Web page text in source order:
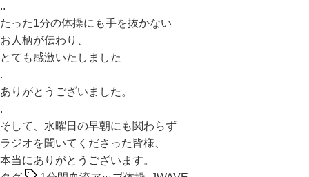
..
たった1分の体操にも手を抜かない
お人柄が伝わり、
とても感激いたしました
.
ありがとうございました。
.
そして、水曜日の早朝にも関わらず
ラジオを聞いてくださった皆様、
本当にありがとうございます。